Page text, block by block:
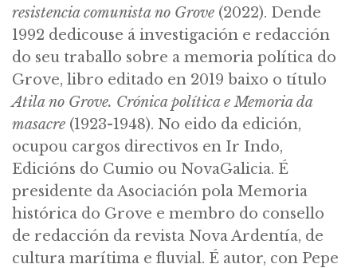
resistencia comunista no Grove (2022). Dende
1992 dedicouse á investigación e redacción
do seu traballo sobre a memoria política do
Grove, libro editado en 2019 baixo o título
Atila no Grove. Crónica política e Memoria da
masacre (1923-1948). No eido da edición,
ocupou cargos directivos en Ir Indo,
Edicións do Cumio ou NovaGalicia. É
presidente da Asociación pola Memoria
histórica do Grove e membro do consello
de redacción da revista Nova Ardentía, de
cultura marítima e fluvial. É autor, con Pepe